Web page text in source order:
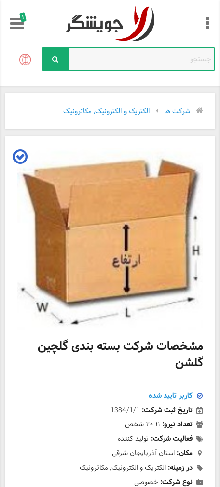
!
شرکت ها الکتریک و الکترونیک, مکاترونیک
مشخصات شرکت بسته بندی گلچین
گلشن
کاربر تایید شده
تاریخ ثبت شرکت: 1384/1/1
تعداد نیرو: ۱۱-۲۰ شخص
فعالیت شرکت: تولید کننده
مکان: استان آذربایجان شرقی
در زمینه: الکتریک و الکترونیک, مکاترونیک
نوع شرکت: خصوصی